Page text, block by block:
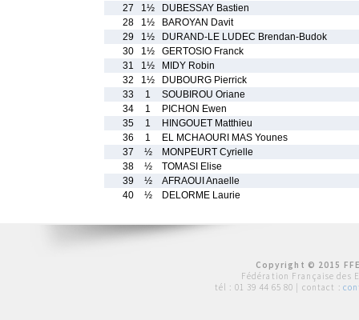
27
1½
DUBESSAY Bastien
28
1½
BAROYAN Davit
29
1½
DURAND-LE LUDEC Brendan-Budok
30
1½
GERTOSIO Franck
31
1½
MIDY Robin
32
1½
DUBOURG Pierrick
33
1
SOUBIROU Oriane
34
1
PICHON Ewen
35
1
HINGOUET Matthieu
36
1
EL MCHAOURI MAS Younes
37
½
MONPEURT Cyrielle
38
½
TOMASI Elise
39
½
AFRAOUI Anaelle
40
½ DELORME Laurie
Copyright © 2015
Fédération Française des
tél : 01 39 44 65 80 | contact :